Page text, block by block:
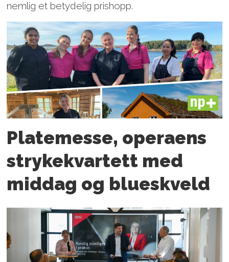
nemlig et betydelig prishopp.
PLUS
Platemesse, operaens
strykekvartett med
middag og blueskveld